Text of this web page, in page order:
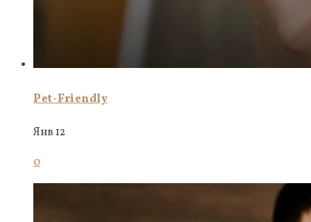
Pet-Friendly
Янв 12
0